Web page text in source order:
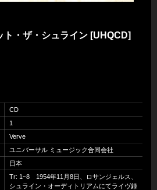
ト・ザ・シュライン [UHQCD]
CD
1
Verve
ユニバーサル ミュージック合同会社
日本
Tr: 1~8 1954年11月8日、ロサンジェルス、
シュライン・オーディトリアムにてライヴ録